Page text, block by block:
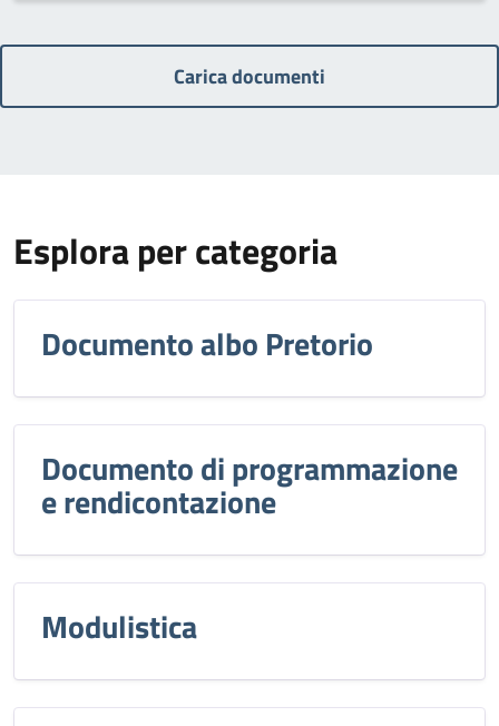
Carica documenti
Esplora per categoria
Documento albo Pretorio
Documento di programmazione
e rendicontazione
Modulistica